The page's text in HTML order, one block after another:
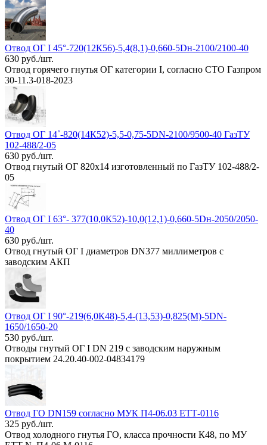
Отвод ОГ I 45°-720(12К56)-5,4(8,1)-0,660-5Dн-2100/2100-40
630 руб./шт.
Отвод горячего гнутья ОГ категории I, согласно СТО Газпром
30-11.3-018-2023
Отвод ОГ 14˚-820(14К52)-5,5-0,75-5DN-2100/9500-40 ГазТУ
102-488/2-05
630 руб./шт.
Отвод гнутый ОГ 820х14 изготовленный по ГазТУ 102-488/2-
05
Отвод ОГ I 63°- 377(10,0К52)-10,0(12,1)-0,660-5Dн-2050/2050-
40
630 руб./шт.
Отвод гнутый ОГ I диаметров DN377 миллиметров с
заводским АКП
Отвод ОГ I 90°-219(6,0К48)-5,4-(13,53)-0,825(M)-5DN-
1650/1650-20
530 руб./шт.
Отводы гнутый ОГ I DN 219 с заводским наружным
покрытием 24.20.40-002-04834179
Отвод ГО DN159 согласно МУК П4-06.03 ЕТТ-0116
325 руб./шт.
Отвод холодного гнутья ГО, класса прочности К48, по МУ